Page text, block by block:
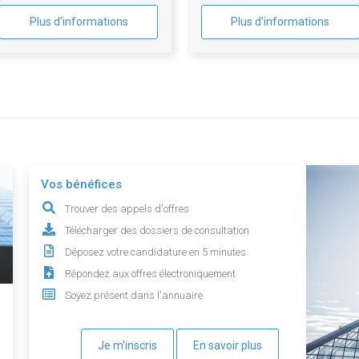
Plus d'informations Plus d'informations
Vos bénéfices
Trouver des appels d'offres
Télécharger des dossiers de consultation
Déposez votre candidature en 5 minutes
Répondez aux offres électroniquement
Soyez présent dans l'annuaire
Je m'inscris En savoir plus